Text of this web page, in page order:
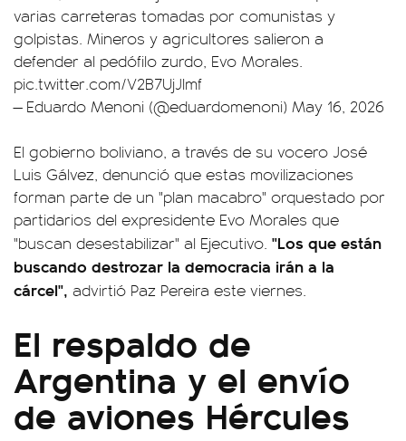
varias carreteras tomadas por comunistas y
golpistas. Mineros y agricultores salieron a
defender al pedófilo zurdo, Evo Morales.
pic.twitter.com/V2B7UjJlmf
— Eduardo Menoni (@eduardomenoni) May 16, 2026
El gobierno boliviano, a través de su vocero José
Luis Gálvez, denunció que estas movilizaciones
forman parte de un "plan macabro" orquestado por
partidarios del expresidente Evo Morales que
"buscan desestabilizar" al Ejecutivo. "Los que están
buscando destrozar la democracia irán a la
cárcel", advirtió Paz Pereira este viernes.
El respaldo de
Argentina y el envío
de aviones Hércules